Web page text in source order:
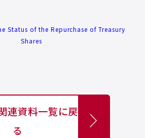
Status of the Repurchase of Treasury
Shares
連資料一覧に戻
る